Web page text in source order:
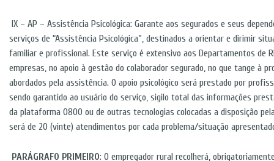
IX – AP – Assistência Psicológica: Garante aos segurados e seus
serviços de “Assistência Psicológica”, destinados a orientar e dirimir
familiar e profissional. Este serviço é extensivo aos Departamentos de
empresas, no apoio à gestão do colaborador segurado, no que tange à
abordados pela assistência. O apoio psicológico será prestado por
sendo garantido ao usuário do serviço, sigilo total das informações
da plataforma 0800 ou de outras tecnologias colocadas a disposição
será de 20 (vinte) atendimentos por cada problema/situação
PARÁGRAFO PRIMEIRO: O empregador rural recolherá,